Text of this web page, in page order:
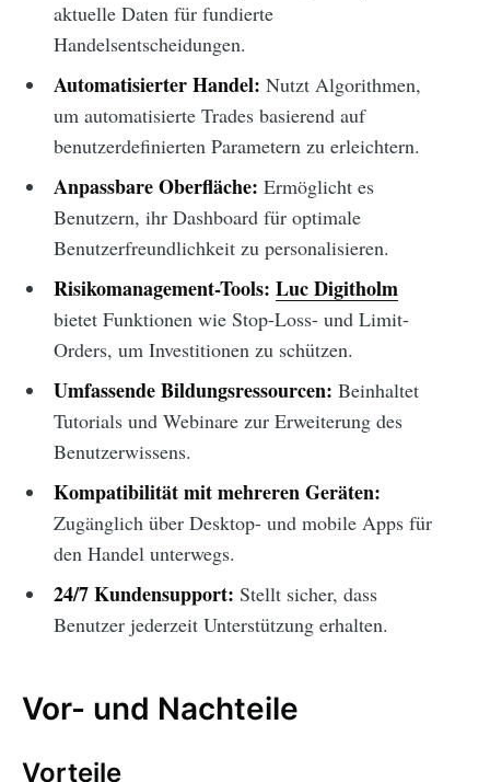
aktuelle Daten für fundierte
Handelsentscheidungen.
Automatisierter Handel: Nutzt Algorithmen,
um automatisierte Trades basierend auf
benutzerdefinierten Parametern zu erleichtern.
Anpassbare Oberfläche: Ermöglicht es
Benutzern, ihr Dashboard für optimale
Benutzerfreundlichkeit zu personalisieren.
Risikomanagement-Tools: Luc Digitholm
bietet Funktionen wie Stop-Loss- und Limit-
Orders, um Investitionen zu schützen.
Umfassende Bildungsressourcen: Beinhaltet
Tutorials und Webinare zur Erweiterung des
Benutzerwissens.
Kompatibilität mit mehreren Geräten:
Zugänglich über Desktop- und mobile Apps für
den Handel unterwegs.
24/7 Kundensupport: Stellt sicher, dass
Benutzer jederzeit Unterstützung erhalten.
Vor- und Nachteile
Vorteile